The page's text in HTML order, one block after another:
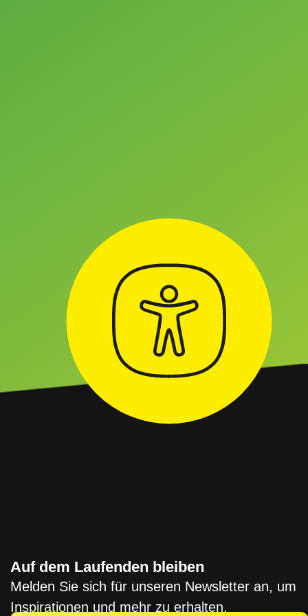
Auf dem Laufenden bleiben
Melden Sie sich für unseren Newsletter an, um
Inspirationen und mehr zu erhalten.